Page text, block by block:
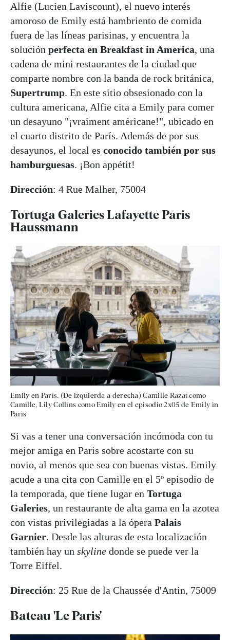
Alfie (Lucien Laviscount), el nuevo interés
amoroso de Emily está hambriento de comida
fuera de las líneas parisinas, y encuentra la
solución perfecta en Breakfast in America, una
cadena de mini restaurantes de la ciudad que
comparte nombre con la banda de rock británica,
Supertrump. En este sitio obsesionado con la
cultura americana, Alfie cita a Emily para comer
un desayuno "¡vraiment américane!", ubicado en
el cuarto distrito de París. Además de por sus
desayunos, el local es conocido también por sus
hamburguesas. ¡Bon appétit!
Dirección: 4 Rue Malher, 75004
Tortuga Galeries Lafayette Paris
Haussmann
Emily en París. (De izquierda a derecha) Camille Razat como
Camille, Lily Collins como Emily en el episodio 2x05 de Emily in
Paris
Si vas a tener una conversación incómoda con tu
mejor amiga en París sobre acostarte con su
novio, al menos que sea con buenas vistas. Emily
acude a una cita con Camille en el 5º episodio de
la temporada, que tiene lugar en Tortuga
Galeries, un restaurante de alta gama en la azotea
con vistas privilegiadas a la ópera Palais
Garnier. Desde las alturas de esta localización
también hay un skyline donde se puede ver la
Torre Eiffel.
Dirección: 25 Rue de la Chaussée d'Antin, 75009
Bateau 'Le Paris'